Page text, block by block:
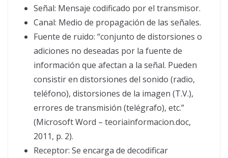
Señal: Mensaje codificado por el transmisor.
Canal: Medio de propagación de las señales.
Fuente de ruido: “conjunto de distorsiones o
adiciones no deseadas por la fuente de
información que afectan a la señal. Pueden
consistir en distorsiones del sonido (radio,
teléfono), distorsiones de la imagen (T.V.),
errores de transmisión (telégrafo), etc.”
(Microsoft Word – teoriainformacion.doc,
2011, p. 2).
Receptor: Se encarga de decodificar